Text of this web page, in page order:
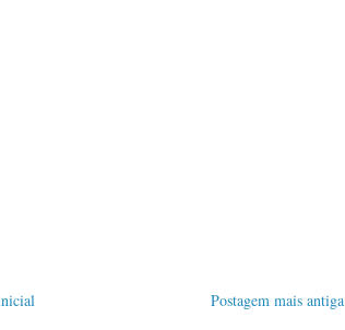
Postagem mais antiga